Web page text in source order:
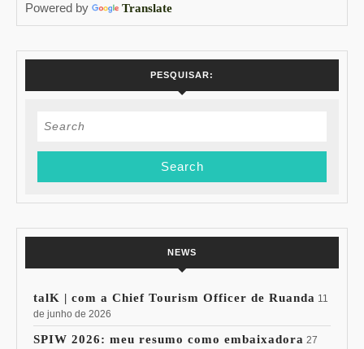
Powered by Translate
PESQUISAR:
Search
NEWS
talK | com a Chief Tourism Officer de Ruanda 11
de junho de 2026
SPIW 2026: meu resumo como embaixadora 27